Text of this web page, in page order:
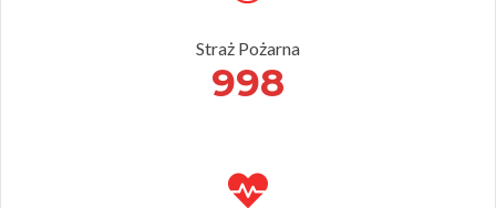
Straż Pożarna
998